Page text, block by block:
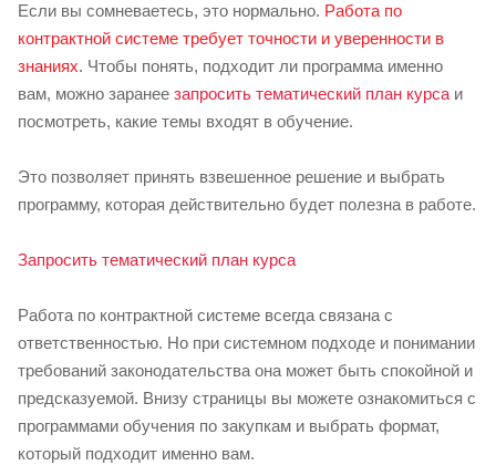
Если вы сомневаетесь, это нормально. Работа по
контрактной системе требует точности и уверенности в
знаниях. Чтобы понять, подходит ли программа именно
вам, можно заранее запросить тематический план курса и
посмотреть, какие темы входят в обучение.
Это позволяет принять взвешенное решение и выбрать
программу, которая действительно будет полезна в работе.
Запросить тематический план курса
Работа по контрактной системе всегда связана с
ответственностью. Но при системном подходе и понимании
требований законодательства она может быть спокойной и
предсказуемой. Внизу страницы вы можете ознакомиться с
программами обучения по закупкам и выбрать формат,
который подходит именно вам.